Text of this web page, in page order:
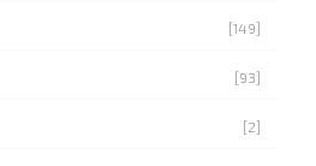
[149]
[93]
[2]